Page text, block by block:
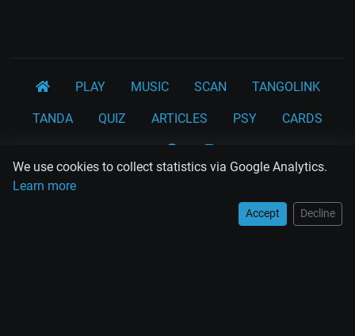
We use cookies to collect statistics via Google Analytics.
Learn more
Accept Decline
PLAY MUSIC SCAN TANGOLINK
TANDA QUIZ ARTICLES PSY CARDS
Osvaldo Pugliese
Some definitly lost tangos
Carlos Di Sarli